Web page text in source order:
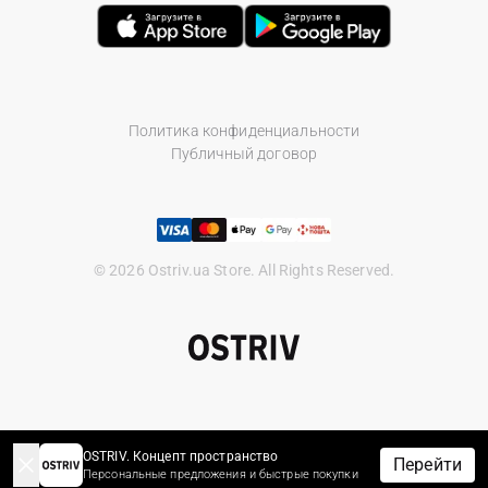
Политика конфиденциальности
Публичный договор
© 2026 Ostriv.ua Store. All Rights Reserved.
OSTRIV. Концепт пространство
Персональные предложения и быстрые покупки Перейти